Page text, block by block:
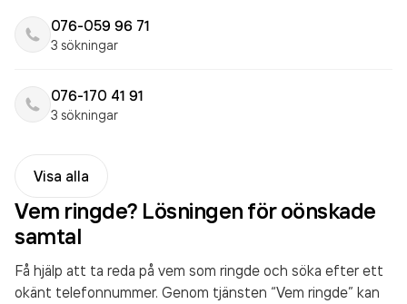
076-059 96 71
3 sökningar
076-170 41 91
3 sökningar
Visa alla
Vem ringde? Lösningen för oönskade
samtal
Få hjälp att ta reda på vem som ringde och söka efter ett
okänt telefonnummer. Genom tjänsten “Vem ringde” kan